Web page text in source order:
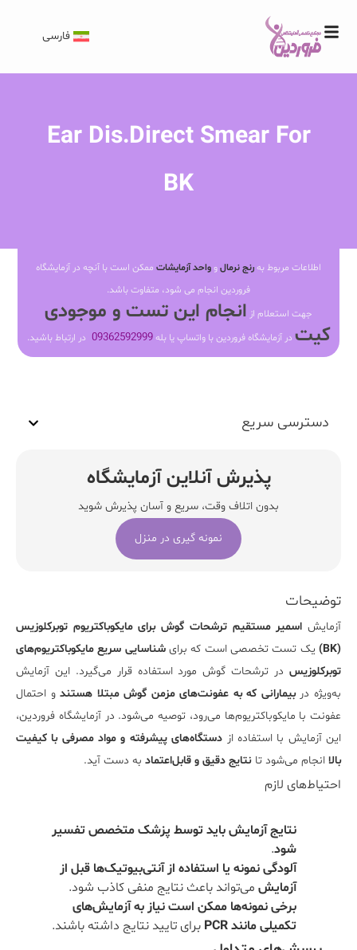
فارسی
Ear Dis.Direct Smear For
BK
اطلاعات مربوط بهرنج نرمالو واحد آزمایشات ممکن است با آنچه در آزمایشگاه
فروردین انجام می شود، متفاوت باشد.
جهت استعلام از انجام این تست و موجودی
کیت در آزمایشگاه فروردین با واتساپ یا بله09362592999 در ارتباط باشید.
توضیحات
آزمایش اسمیر مستقیم ترشحات گوش برای مایکوباکتریوم توبرکلوزیس
(
BK
)یک تست تخصصی است که برایشناسایی سریع مایکوباکتریوم‌های
توبرکلوزیس در ترشحات گوش مورد استفاده قرار می‌گیرد. این آزمایش
به‌ویژه دربیمارانی که به عفونت‌های مزمن گوش مبتلا هستندو احتمال
عفونت با مایکوباکتریوم‌ها می‌رود، توصیه می‌شود. در آزمایشگاه فروردین،
این آزمایش با استفاده از دستگاه‌های پیشرفته و مواد مصرفی با کیفیت
بالا انجام می‌شود تا نتایج دقیق و قابل‌اعتماد به دست آید.
احتیاط‌های لازم
نتایج آزمایش باید توسط پزشک متخصص تفسیر
شود.
آلودگی نمونه یا استفاده از آنتی‌بیوتیک‌ها قبل از
آزمایش می‌تواند باعث نتایج منفی کاذب شود.
برخی نمونه‌ها ممکن است نیاز به آزمایش‌های
تکمیلی مانند PCR
برای تایید نتایج داشته باشند.
دسترسی سریع
پذیرش آنلاین آزمایشگاه
بدون اتلاف وقت، سریع و آسان پذیرش شوید
نمونه گیری در منزل